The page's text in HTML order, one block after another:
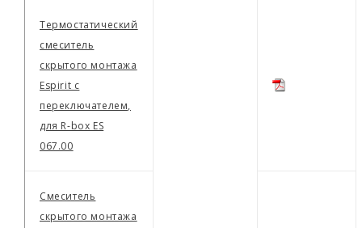
Термостатический
смеситель
скрытого монтажа
Espirit с
переключателем,
для R-box ES
067.00
Смеситель
скрытого монтажа